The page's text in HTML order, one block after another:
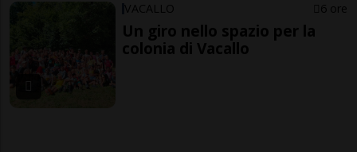
VACALLO 6 ore
Un giro nello spazio per la
colonia di Vacallo